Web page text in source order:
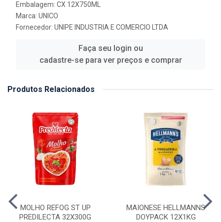
Embalagem: CX 12X750ML
Marca: UNICO
Fornecedor: UNIPE INDUSTRIA E COMERCIO LTDA
Faça seu login ou
cadastre-se para ver preços e comprar
Produtos Relacionados
MOLHO REFOG ST UP
PREDILECTA 32X300G
MAIONESE HELLMANNS
DOYPACK 12X1KG